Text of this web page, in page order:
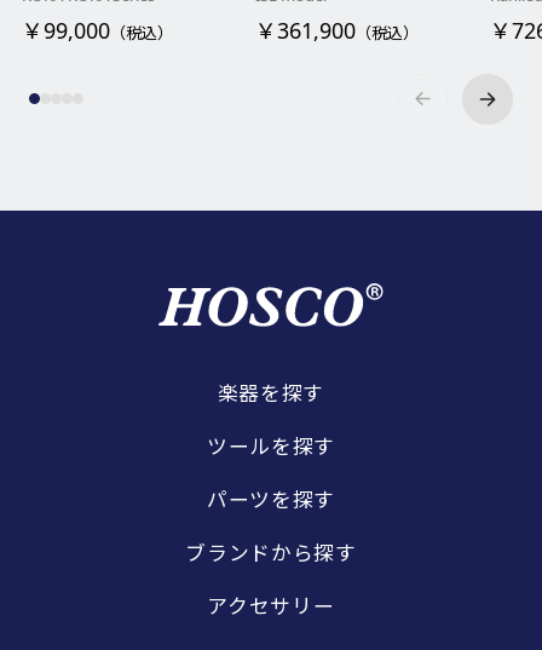
￥99,000（税込） ￥361,900 （税込） ￥
楽器を探す
ツールを探す
パーツを探す
ブランドから探す
アクセサリー